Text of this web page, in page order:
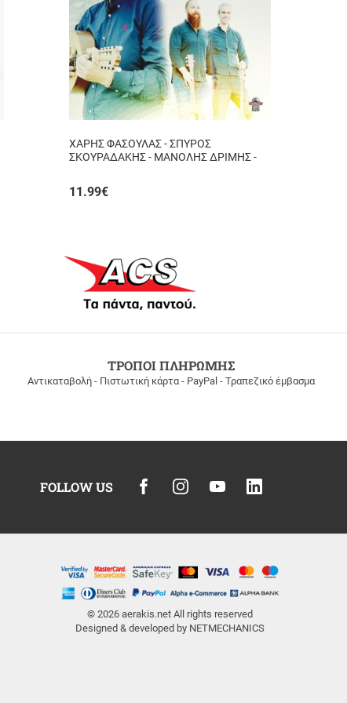
ΧΑΡΗΣ ΦΑΣΟΥΛΑΣ - ΣΠΥΡΟΣ
ΣΚΟΥΡΑΔΑΚΗΣ - ΜΑΝΟΛΗΣ ΔΡΙΜΗΣ -
11.99€
ΤΡΟΠΟΙ ΠΛΗΡΩΜΗΣ
Αντικαταβολή - Πιστωτική κάρτα - PayPal - Τραπεζικό έμβασμα
FOLLOW US
© 2026 aerakis.netAll rights reserved
Designed & developed by NETMECHANICS